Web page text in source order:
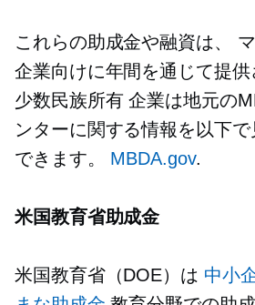
これらの助成金や融資は、
企業向けに年間を通じて提供
少数民族所有企業は地元の
ンターに関する情報を以下
できます。 MBDA.gov.
米国教育省助成金
米国教育省（DOE）は 中小